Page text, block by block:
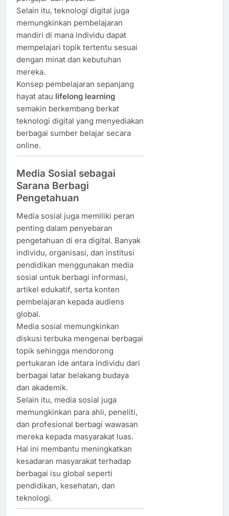
Selain itu, teknologi digital juga
memungkinkan pembelajaran
mandiri di mana individu dapat
mempelajari topik tertentu sesuai
dengan minat dan kebutuhan
mereka.
Konsep pembelajaran sepanjang
hayat atau lifelong learning
semakin berkembang berkat
teknologi digital yang menyediakan
berbagai sumber belajar secara
online.
Media Sosial sebagai
Sarana Berbagi
Pengetahuan
Media sosial juga memiliki peran
penting dalam penyebaran
pengetahuan di era digital. Banyak
individu, organisasi, dan institusi
pendidikan menggunakan media
sosial untuk berbagi informasi,
artikel edukatif, serta konten
pembelajaran kepada audiens
global.
Media sosial memungkinkan
diskusi terbuka mengenai berbagai
topik sehingga mendorong
pertukaran ide antara individu dari
berbagai latar belakang budaya
dan akademik.
Selain itu, media sosial juga
memungkinkan para ahli, peneliti,
dan profesional berbagi wawasan
mereka kepada masyarakat luas.
Hal ini membantu meningkatkan
kesadaran masyarakat terhadap
berbagai isu global seperti
pendidikan, kesehatan, dan
teknologi.